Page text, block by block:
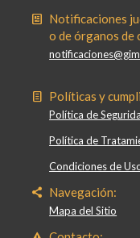
Notificaciones
o de órganos de
Políticas y
Política de
Política de
Condiciones de
Navegación:
Mapa del Sitio